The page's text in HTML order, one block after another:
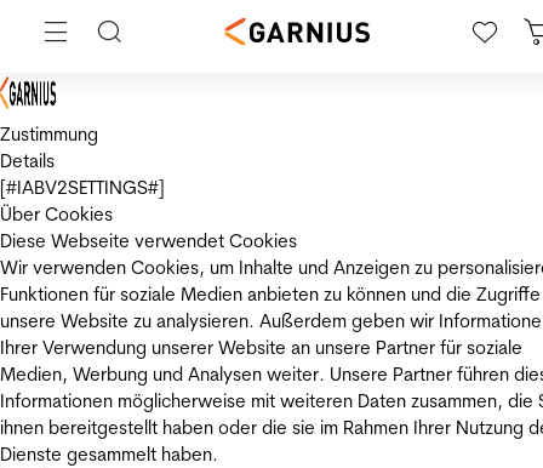
Zustimmung
Details
[#IABV2SETTINGS#]
Über Cookies
Diese Webseite verwendet Cookies
Wir verwenden Cookies, um Inhalte und Anzeigen zu
Funktionen für soziale Medien anbieten zu können und die
unsere Website zu analysieren. Außerdem geben wir
Ihrer Verwendung unserer Website an unsere Partner für soziale
Medien, Werbung und Analysen weiter. Unsere Partner führen
Informationen möglicherweise mit weiteren Daten zusammen, die
ihnen bereitgestellt haben oder die sie im Rahmen Ihrer Nutzung
Dienste gesammelt haben.